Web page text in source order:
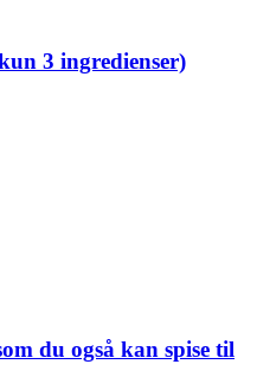
3 ingredienser)
du også kan spise til